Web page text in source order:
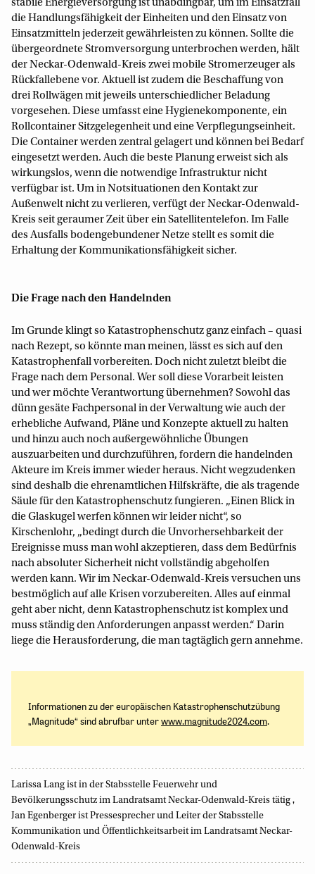
stabile Energieversorgung ist unabdingbar, um im Einsatzfall
die Handlungsfähigkeit der Einheiten und den Einsatz von
Einsatzmitteln jederzeit gewährleisten zu können. Sollte die
übergeordnete Stromversorgung unterbrochen werden, hält
der Neckar-Odenwald-Kreis zwei mobile Stromerzeuger als
Rückfallebene vor. Aktuell ist zudem die Beschaffung von
drei Rollwägen mit jeweils unterschiedlicher Beladung
vorgesehen. Diese umfasst eine Hygienekomponente, ein
Rollcontainer Sitzgelegenheit und eine Verpflegungseinheit.
Die Container werden zentral gelagert und können bei Bedarf
eingesetzt werden. Auch die beste Planung erweist sich als
wirkungslos, wenn die notwendige Infrastruktur nicht
verfügbar ist. Um in Notsituationen den Kontakt zur
Außenwelt nicht zu verlieren, verfügt der Neckar-Odenwald-
Kreis seit geraumer Zeit über ein Satellitentelefon. Im Falle
des Ausfalls bodengebundener Netze stellt es somit die
Erhaltung der Kommunikationsfähigkeit sicher.
Die Frage nach den Handelnden
Im Grunde klingt so Katastrophenschutz ganz einfach – quasi
nach Rezept, so könnte man meinen, lässt es sich auf den
Katastrophenfall vorbereiten. Doch nicht zuletzt bleibt die
Frage nach dem Personal. Wer soll diese Vorarbeit leisten
und wer möchte Verantwortung übernehmen? Sowohl das
dünn gesäte Fachpersonal in der Verwaltung wie auch der
erhebliche Aufwand, Pläne und Konzepte aktuell zu halten
und hinzu auch noch außergewöhnliche Übungen
auszuarbeiten und durchzuführen, fordern die handelnden
Akteure im Kreis immer wieder heraus. Nicht wegzudenken
sind deshalb die ehrenamtlichen Hilfskräfte, die als tragende
Säule für den Katastrophenschutz fungieren. „Einen Blick in
die Glaskugel werfen können wir leider nicht“, so
Kirschenlohr, „bedingt durch die Unvorhersehbarkeit der
Ereignisse muss man wohl akzeptieren, dass dem Bedürfnis
nach absoluter Sicherheit nicht vollständig abgeholfen
werden kann. Wir im Neckar-Odenwald-Kreis versuchen uns
bestmöglich auf alle Krisen vorzubereiten. Alles auf einmal
geht aber nicht, denn Katastrophenschutz ist komplex und
muss ständig den Anforderungen anpasst werden.“ Darin
liege die Herausforderung, die man tagtäglich gern annehme.
Informationen zu der europäischen Katastrophenschutzübung
„Magnitude“ sind abrufbar unterwww.magnitude2024.com.
Larissa Lang ist in der Stabsstelle Feuerwehr und
Bevölkerungsschutz im Landratsamt Neckar-Odenwald-Kreis tätig ,
Jan Egenberger ist Pressesprecher und Leiter der Stabsstelle
Kommunikation und Öffentlichkeitsarbeit im Landratsamt Neckar-
Odenwald-Kreis